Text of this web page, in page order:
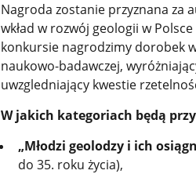
Nagroda zostanie przyznana za
wkład w rozwój geologii w
konkursie nagrodzimy dorobek
naukowo-badawczej,
uwzgledniający kwestie
W jakich kategoriach będą
„Młodzi geolodzy i ich
do 35. roku życia),